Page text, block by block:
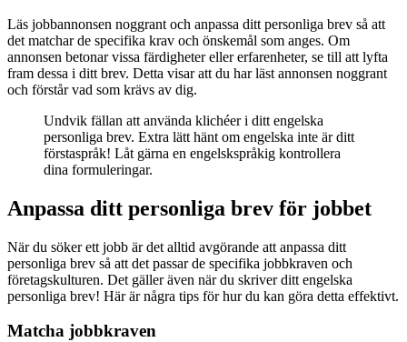
Läs jobbannonsen noggrant och anpassa ditt personliga brev så att
det matchar de specifika krav och önskemål som anges. Om
annonsen betonar vissa färdigheter eller erfarenheter, se till att lyfta
fram dessa i ditt brev. Detta visar att du har läst annonsen noggrant
och förstår vad som krävs av dig.
Undvik fällan att använda klichéer i ditt engelska
personliga brev. Extra lätt hänt om engelska inte är ditt
förstaspråk! Låt gärna en engelskspråkig kontrollera
dina formuleringar.
Anpassa ditt personliga brev för jobbet
När du söker ett jobb är det alltid avgörande att anpassa ditt
personliga brev så att det passar de specifika jobbkraven och
företagskulturen. Det gäller även när du skriver ditt engelska
personliga brev! Här är några tips för hur du kan göra detta effektivt.
Matcha jobbkraven